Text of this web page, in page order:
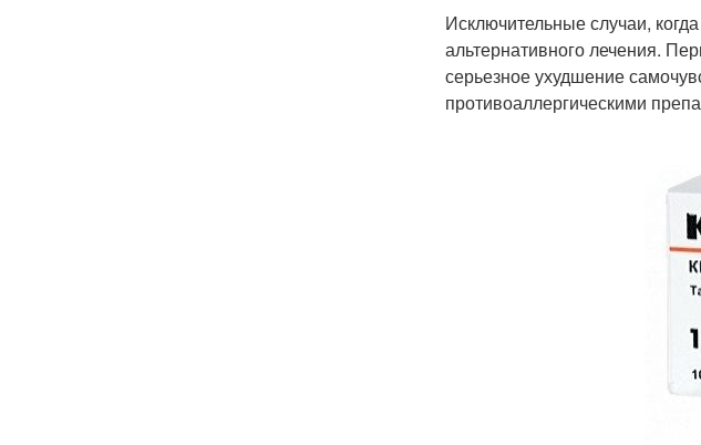
Исключительные случаи,
альтернативного лечения.
серьезное ухудшение
противоаллергическими